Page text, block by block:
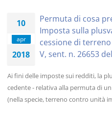
10
apr
2018
Permuta di cosa
Imposta sulla
cessione di terreno
V, sent. n. 26653
Ai fini delle imposte sui redditi, la
cedente - relativa alla permuta di
(nella specie, terreno contro unità